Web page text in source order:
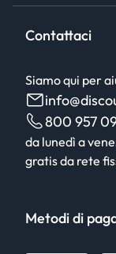
Contattaci
Siamo qui per
800 957
da lunedì a
gratis da rete
Metodi di